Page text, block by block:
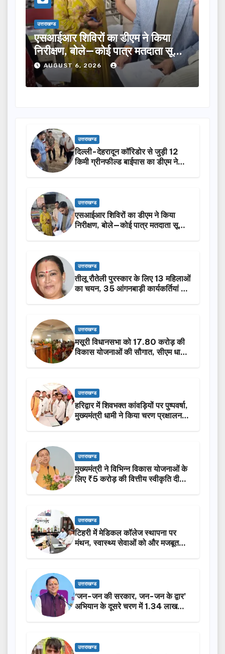
शिविरों का डीएम ने किया
बोले—कोई पात्र मतदाता सूची
6, 2026
उत्तराखण्ड
तीलू रौतेली
का चयन, 35
होंगी सम्मानित…
AUGUST 6, 2026
उत्तराखण्ड
दिल्ली-देहरादून कॉरिडोर से जुड़ी 12
किमी ग्रीनफील्ड बाईपास का डीएम ने
उत्तराखण्ड
एसआईआर शिविरों का डीएम ने किया
निरीक्षण, बोले—कोई पात्र मतदाता सूची
उत्तराखण्ड
तीलू रौतेली पुरस्कार के लिए 13 महिलाओं
का चयन, 35 आंगनबाड़ी कार्यकर्तियां भी
उत्तराखण्ड
मसूरी विधानसभा को 17.80 करोड़ की
विकास योजनाओं की सौगात, सीएम धामी
उत्तराखण्ड
हरिद्वार में शिवभक्त कांवड़ियों पर पुष्पवर्षा,
मुख्यमंत्री धामी ने किया चरण प्रक्षालन…
उत्तराखण्ड
मुख्यमंत्री ने विभिन्न विकास योजनाओं के
लिए ₹5 करोड़ की वित्तीय स्वीकृति दी…
उत्तराखण्ड
टिहरी में मेडिकल कॉलेज स्थापना पर
मंथन, स्वास्थ्य सेवाओं को और मजबूत
उत्तराखण्ड
‘जन-जन की सरकार, जन-जन के द्वार’
अभियान के दूसरे चरण में 1.34 लाख
उत्तराखण्ड